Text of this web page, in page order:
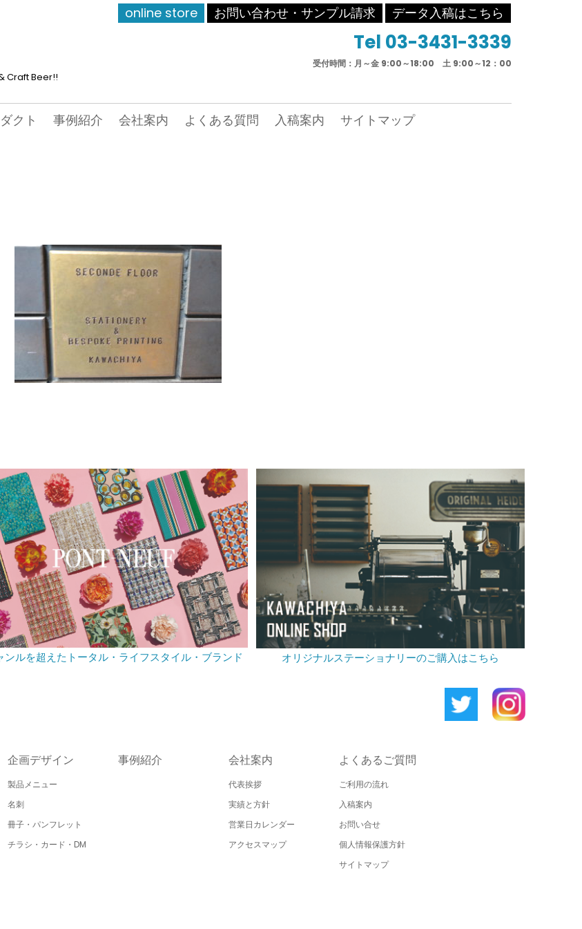
Craft Beer!!
クト 事例紹介 会社案内 よくある質問 入稿案内 サイトマップ
online store お問い合わせ・サンプル請求 データ入稿はこちら
Tel 03-3431-3339
受付時間：月～金 9:00～18:00 土 9:00～12：00
ンルを超えたトータル・ライフスタイル・ブランド オリジナルステーショナリーのご購入はこちら
企画デザイン
製品メニュー
名刺
冊子・パンフレット
チラシ・カード・DM
事例紹介 会社案内
代表挨拶
実績と方針
営業日カレンダー
アクセスマップ
よくあるご質問
ご利用の流れ
入稿案内
お問い合せ
個人情報保護方針
サイトマップ